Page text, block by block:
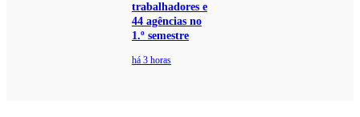
trabalhadores e
44 agências no
1.º semestre
há 3 horas